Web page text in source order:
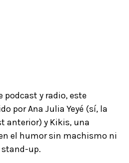
y radio, este
por Ana Julia Yeyé (sí, la
anterior) y Kikis, una
el humor sin machismo ni
up.